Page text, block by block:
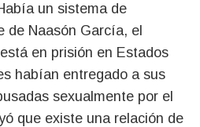
un sistema de
de Naasón García, el
en prisión en Estados
habían entregado a sus
sexualmente por el
que existe una relación de